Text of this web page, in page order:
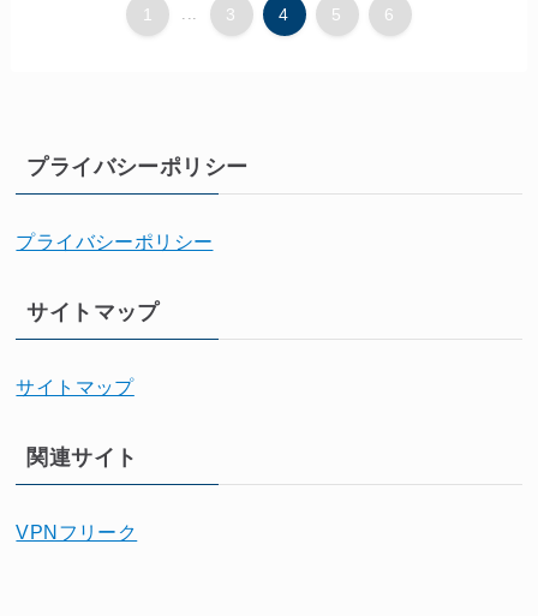
1 3 4 5 6
プライバシーポリシー
プライバシーポリシー
サイトマップ
サイトマップ
関連サイト
VPNフリーク